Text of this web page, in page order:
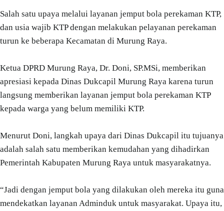
Salah satu upaya melalui layanan jemput bola perekaman KTP,
dan usia wajib KTP dengan melakukan pelayanan perekaman
turun ke beberapa Kecamatan di Murung Raya.
Ketua DPRD Murung Raya, Dr. Doni, SP.MSi, memberikan
apresiasi kepada Dinas Dukcapil Murung Raya karena turun
langsung memberikan layanan jemput bola perekaman KTP
kepada warga yang belum memiliki KTP.
Menurut Doni, langkah upaya dari Dinas Dukcapil itu tujuanya
adalah salah satu memberikan kemudahan yang dihadirkan
Pemerintah Kabupaten Murung Raya untuk masyarakatnya.
“Jadi dengan jemput bola yang dilakukan oleh mereka itu guna
mendekatkan layanan Adminduk untuk masyarakat. Upaya itu,